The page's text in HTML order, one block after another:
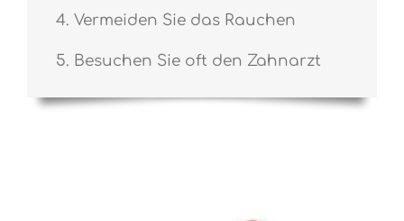
4. Vermeiden Sie das Rauchen
5. Besuchen Sie oft den Zahnarzt